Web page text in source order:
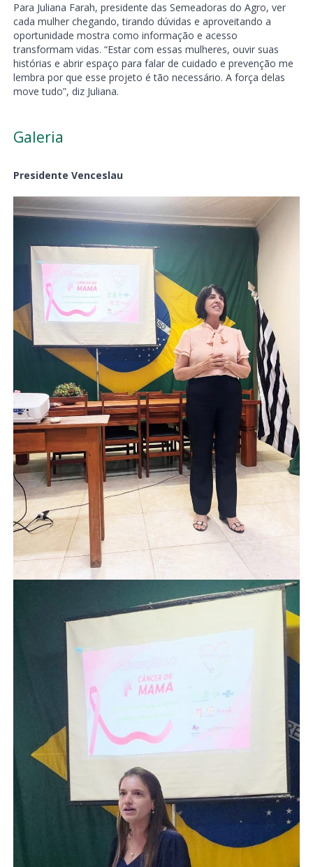
Para Juliana Farah, presidente das Semeadoras do Agro, ver
cada mulher chegando, tirando dúvidas e aproveitando a
oportunidade mostra como informação e acesso
transformam vidas. “Estar com essas mulheres, ouvir suas
histórias e abrir espaço para falar de cuidado e prevenção me
lembra por que esse projeto é tão necessário. A força delas
move tudo”, diz Juliana.
Galeria
Presidente Venceslau